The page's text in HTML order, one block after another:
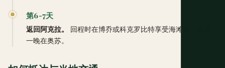
第6-7天
返回阿克拉。
回程时在博乔或科克罗比特享受海滩日，最后
一晚在奥苏。